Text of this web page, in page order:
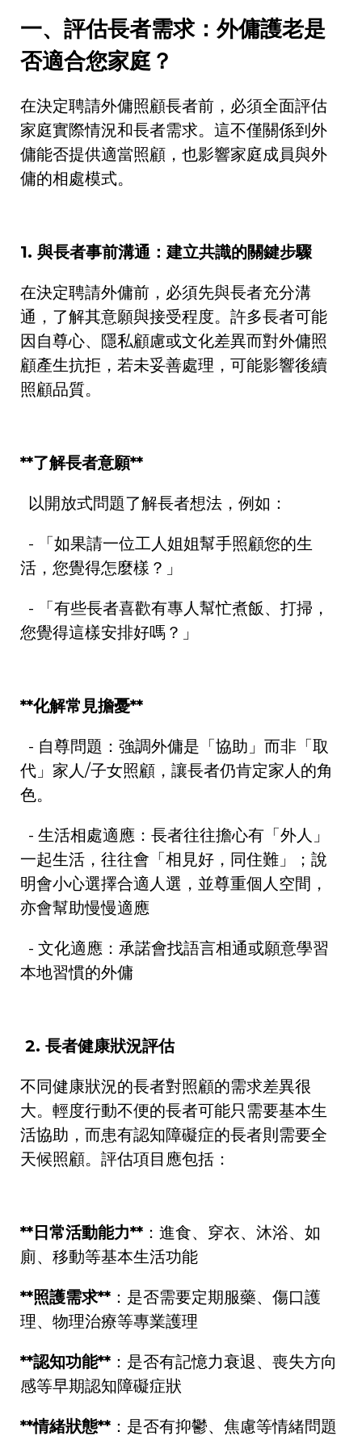
一、評估長者需求：外傭護老是
否適合您家庭？
在決定聘請外傭照顧長者前，必須全面評估
家庭實際情況和長者需求。這不僅關係到外
傭能否提供適當照顧，也影響家庭成員與外
傭的相處模式。
1. 與長者事前溝通：建立共識的關鍵步驟
在決定聘請外傭前，必須先與長者充分溝
通，了解其意願與接受程度。許多長者可能
因自尊心、隱私顧慮或文化差異而對外傭照
顧產生抗拒，若未妥善處理，可能影響後續
照顧品質。
**了解長者意願**
以開放式問題了解長者想法，例如：
-
「如果請一位工人姐姐幫手照顧您的生
活，您覺得怎麼樣？」
-
「有些長者喜歡有專人幫忙煮飯、打掃，
您覺得這樣安排好嗎？」
**化解常見擔憂**
- 自尊問題：強調外傭是「協助」而非「取
代」家人/子女照顧，讓長者仍肯定家人的角
色。
- 生活相處適應：長者往往擔心有「外人」
一起生活，往往會「相見好，同住難」；說
明會小心選擇合適人選，並尊重個人空間，
亦會幫助慢慢適應
- 文化適應：承諾會找語言相通或願意學習
本地習慣的外傭
2. 長者健康狀況評估
不同健康狀況的長者對照顧的需求差異很
大。輕度行動不便的長者可能只需要基本生
活協助，而患有認知障礙症的長者則需要全
天候照顧。評估項目應包括：
** 日常活動能力** ：進食、穿衣、沐浴、如
廁、移動等基本生活功能
**照護需求** ：是否需要定期服藥、傷口護
理、物理治療等專業護理
**認知功能** ：是否有記憶力衰退、喪失方向
感等早期認知障礙症狀
**情緒狀態** ：是否有抑鬱、焦慮等情緒問題